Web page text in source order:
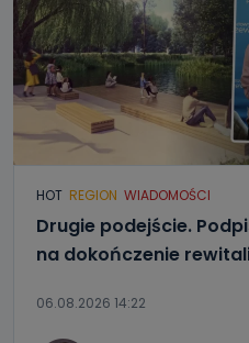
HOT REGION WIADOMOŚCI
Drugie podejście.
na dokończenie
06.08.2026 14:22